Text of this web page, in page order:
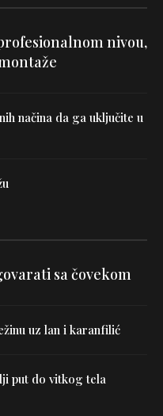
nivou,
načina da ga uključite u
sa čovekom
uz lan i karanfilić
put do vitkog tela